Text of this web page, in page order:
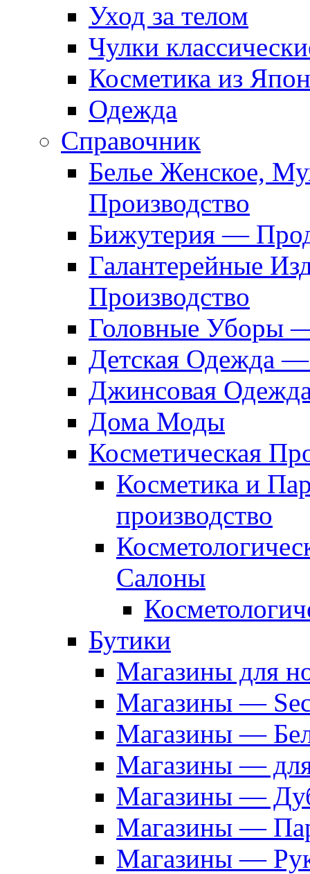
Уход за телом
Чулки
Косметика из
Одежда
Справочник
Белье Женское,
Производство
Бижутерия —
Галантерейные
Производство
Головные Уборы
Детская Одежда
Джинсовая
Дома Моды
Косметическая
Косметика и
производство
Салоны
Бутики
Магазины для
Магазины —
Магазины —
Магазины —
Магазины —
Магазины —
Магазины —